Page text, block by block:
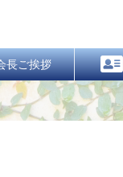
長ご挨拶